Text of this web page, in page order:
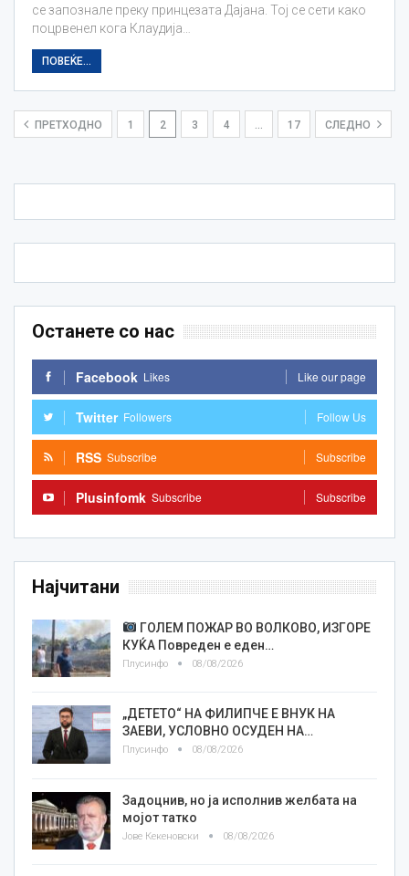
се запознале преку принцезата Дајана. Тој се сети како
поцрвенел кога Клаудија…
ПОВЕЌЕ...
ПРЕТХОДНО 1 2 3 4 17 СЛЕДНО
Останете со нас
Facebook Likes Like our page
Twitter Followers Follow Us
RSS Subscribe Subscribe
Plusinfomk Subscribe Subscribe
Најчитани
ГОЛЕМ ПОЖАР ВО ВОЛКОВО, ИЗГОРЕ
КУЌА Повреден е еден…
Плусинфо 08/08/2026
„ДЕТЕТО“ НА ФИЛИПЧЕ Е ВНУК НА
ЗАЕВИ, УСЛОВНО ОСУДЕН НА…
Плусинфо 08/08/2026
Задоцнив, но ја исполнив желбата на
мојот татко
Јове Кекеновски 08/08/2026